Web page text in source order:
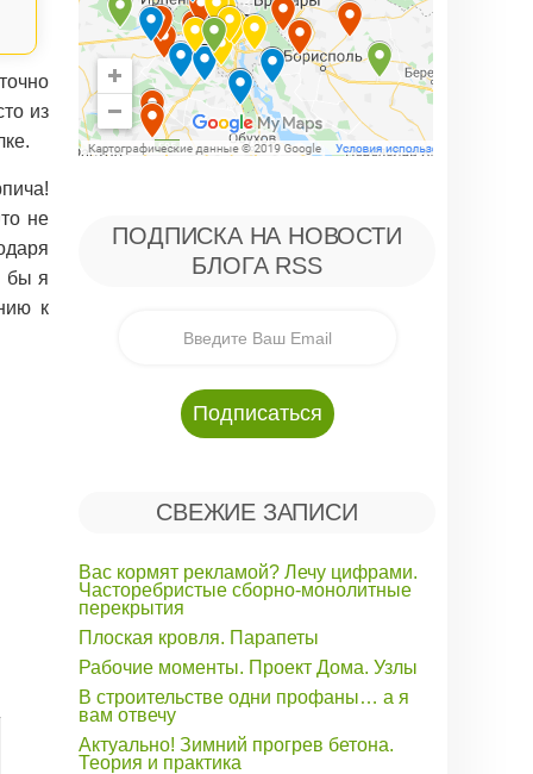
из
не
бы я
к
ПОДПИСКА НА НОВОСТИ
БЛОГА RSS
СВЕЖИЕ ЗАПИСИ
Вас кормят рекламой? Лечу цифрами.
Часторебристые сборно-монолитные
перекрытия
Плоская кровля. Парапеты
Рабочие моменты. Проект Дома. Узлы
В строительстве одни профаны… а я
вам отвечу
Актуально! Зимний прогрев бетона.
Теория и практика